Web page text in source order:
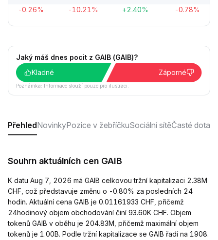
-0.26% -10.21% +2.40% -0.78%
Jaký máš dnes pocit z GAIB (GAIB)?
Kladné
Záporné
Poznámka: Informace slouží pouze pro ilustraci.
PřehledNovinkyPozice v žebříčkuSociální sítěČasté
Souhrn aktuálních cen GAIB
K datu Aug 7, 2026 má GAIB celkovou tržní kapitalizaci 2.38M
CHF, což představuje změnu o -0.80% za posledních 24
hodin. Aktuální cena GAIB je 0.01161933 CHF, přičemž
24hodinový objem obchodování činí 93.60K CHF. Objem
tokenů GAIB v oběhu je 204.83M, přičemž maximální objem
tokenů je 1.00B. Podle tržní kapitalizace se GAIB řadí na 1908.